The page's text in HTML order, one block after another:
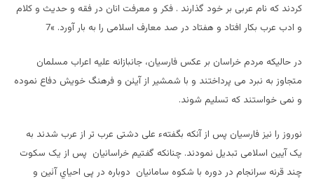
کردند که نام عربی بر خود گذارند . فکر و معرفت انان در فقه و حديث و کلام
و ادب عرب بکار افتاد و هفتاد در صد معارف اسلامی را به بار آورد. »7
در حاليکه مردم خراسان بر عکس فارسيان، جانبازانه عليه اعراب مسلمان
متجاوز به نبرد می پرداختند و با شمشير از آيئن و فرهنگ خويش دفاع نموده
و نمی خواستند که تسليم شوند.
نوروز را نيز فارسيان پس از آنکه بگفتهء علی دشتی عرب تر از عرب شدند به
يک آيين اسلامی تبديل نمودند. چنانکه گفتيم خراسانيان پس از يک سکوت
چند قرنه سرانجام در دوره با شکوه سامانيان دوباره در پی احياي آئين و